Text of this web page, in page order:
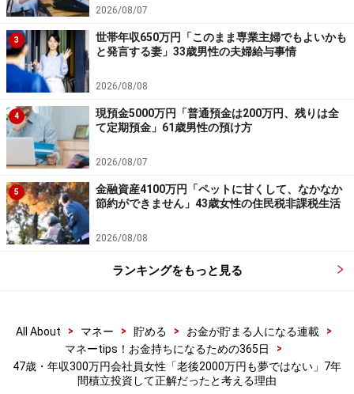
新しい枠で買い足した方がいい」とのことです。
引き出す時期は「現金が必要な時、当日の金価格が予想
より上がっていたら必要な分だけ売却する」とのこと。
ご自身について「欲しいと思った株はすぐに買ってしま
う。最安値を狙っていてもなかなか下がらない時は我慢
できなくなる」とコメントされています。
それでも「一喜一憂しなくなった」と感じているという
投稿者。
「投資に使った以外のお金を支出と考えるようになり、
利益も上がるようになった。基本的に積立投資商品は
（金以外）売却しない」と意識されてきたそう。
2026/08/07
3
世帯年収650万円「このまま専業主婦でもよいかも
と発言する妻」33歳男性の夫婦給与事情
2026/08/08
4
現預金5000万円「普通預金は200万円、残りは全
て定期預金」61歳男性の預け方
2026/08/07
5
金融資産4100万円「ペットに甘くして、なかなか
節約ができません」43歳女性の住民税非課税生活
2026/08/08
ランキングをもっと見る
All About > マネー > 貯める > お金が貯まる人になる連載
>
マネーtips！お金持ちになるための365日
>
47歳・年収300万円会社員女性「老後2000万円も夢ではない」7年
間積立投資して正解だったと考える理由